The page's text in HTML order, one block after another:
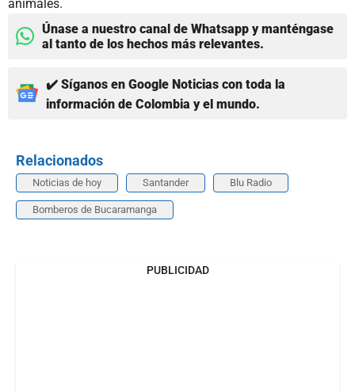
animales.
Únase a nuestro canal de Whatsapp y manténgase
al tanto de los hechos más relevantes.
✔️ Síganos en Google Noticias con toda la
información de Colombia y el mundo.
Relacionados
Noticias de hoy Santander Blu Radio
Bomberos de Bucaramanga
PUBLICIDAD